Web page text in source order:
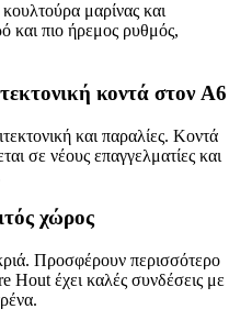
μαρίνας και
και πιο ήρεμος ρυθμός,
κοντά στον A6
και παραλίες. Κοντά
σε νέους επαγγελματίες και
χώρος
Προσφέρουν περισσότερο
Hout έχει καλές συνδέσεις με